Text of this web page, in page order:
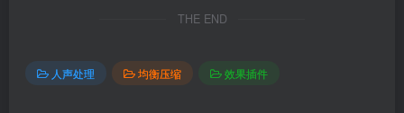
THE END
人声处理 均衡压缩 效果插件